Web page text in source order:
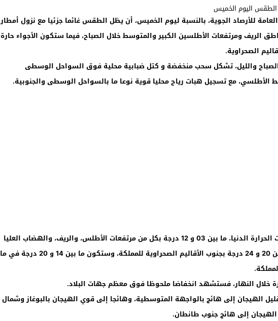
للأرصاد الجوية، بالنسبة ليوم الخميس، أن يظل الطقس غائما جزئيا مع نزول أمطار
الريف ومرتفعات الأطلسين الكبير والمتوسط خلال الصباح، فيما ستكون الأجواء حارة
الصحراوية.
والليل، تشكل سحب منخفضة و كتل ضبابية محلية فوق السواحل الوسطى
الأطلسي، مع تسجيل هبات رياح محليا قوية نوعا ما بالسواحل الوسطى والجنوبية.
وستتراوح درجات الحرارة الدنيا، ما بين 03 و 12 درجة بكل من مرتفعات الأطلس، والريف، والهضاب العليا
الشرقية، وما بين 20 و 24 درجة بجنوب الأقاليم الصحراوية للمملكة، وستكون ما بين 14 و 20 درجة في ما
خلال النهار، فستشهد انخفاضا ملحوظا فوق معظم جهات البلاد.
الهيجان إلى هائج بالواجهة المتوسطية، وهائجا إلى قوي الهيجان بالبوغاز وشمال
إلى هائج جنوب طانطان.